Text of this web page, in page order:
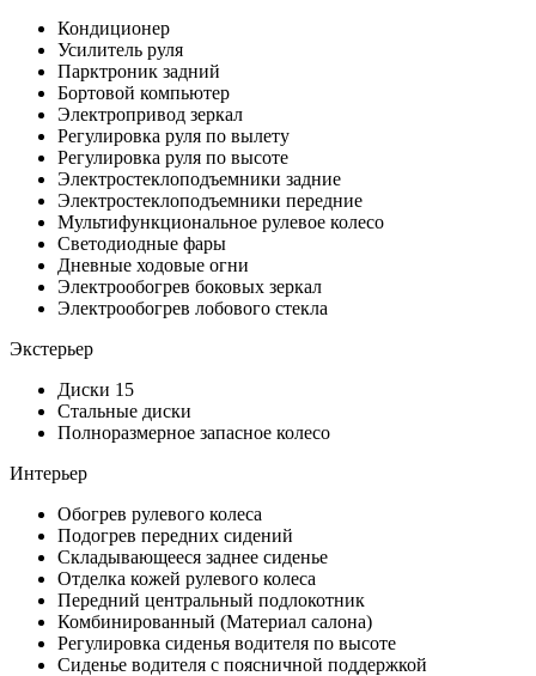
Кондиционер
Усилитель руля
Парктроник задний
Бортовой компьютер
Электропривод зеркал
Регулировка руля по вылету
Регулировка руля по высоте
Электростеклоподъемники задние
Электростеклоподъемники передние
Мультифункциональное рулевое колесо
Светодиодные фары
Дневные ходовые огни
Электрообогрев боковых зеркал
Электрообогрев лобового стекла
Экстерьер
Диски 15
Стальные диски
Полноразмерное запасное колесо
Интерьер
Обогрев рулевого колеса
Подогрев передних сидений
Складывающееся заднее сиденье
Отделка кожей рулевого колеса
Передний центральный подлокотник
Комбинированный (Материал салона)
Регулировка сиденья водителя по высоте
Сиденье водителя с поясничной поддержкой